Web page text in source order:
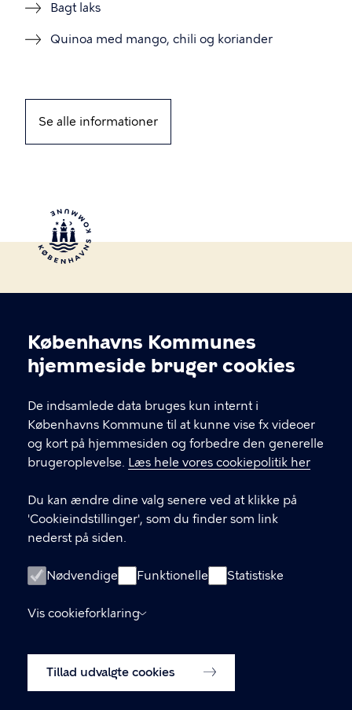
Cookieindstillinger
Københavns Kommunes
hjemmeside bruger cookies
De indsamlede data bruges kun internt i
Københavns Kommune til at kunne vise fx videoer
og kort på hjemmesiden og forbedre den generelle
brugeroplevelse. Læs hele vores cookiepolitik her
Du kan ændre dine valg senere ved at klikke på
'Cookieindstillinger', som du finder som link
nederst på siden.
Nødvendige Funktionelle Statistiske
Vis cookieforklaring
Tillad udvalgte cookies
Bagt laks
Quinoa med mango, chili og koriander
Se alle informationer
BørneMenuen
KONTAKT
boernemenuen@buf.kk.dk
LINKS
maaltider.kk.dk
Cookiepolitik